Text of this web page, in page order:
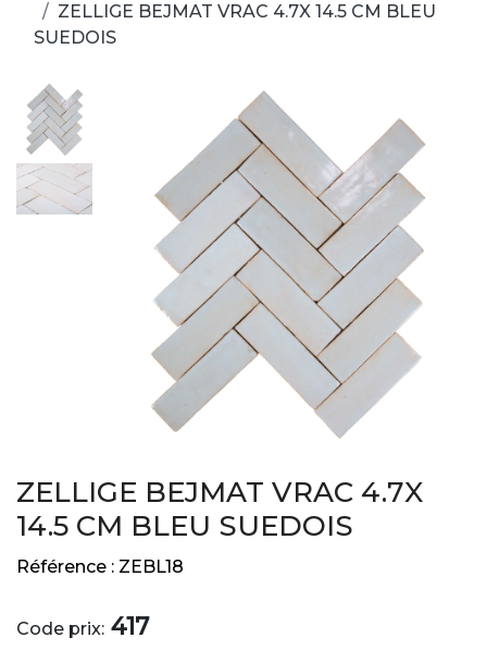
ZELLIGE BEJMAT VRAC 4.7X 14.5 CM BLEU
SUEDOIS
ZELLIGE BEJMAT VRAC 4.7X
14.5 CM BLEU SUEDOIS
Référence : ZEBL18
Code prix: 417